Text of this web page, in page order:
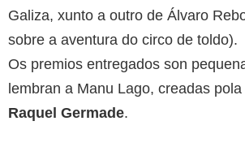
Galiza, xunto a outro de Álvaro
sobre a aventura do circo de toldo).
Os premios entregados son
lembran a Manu Lago, creadas
Raquel Germade.